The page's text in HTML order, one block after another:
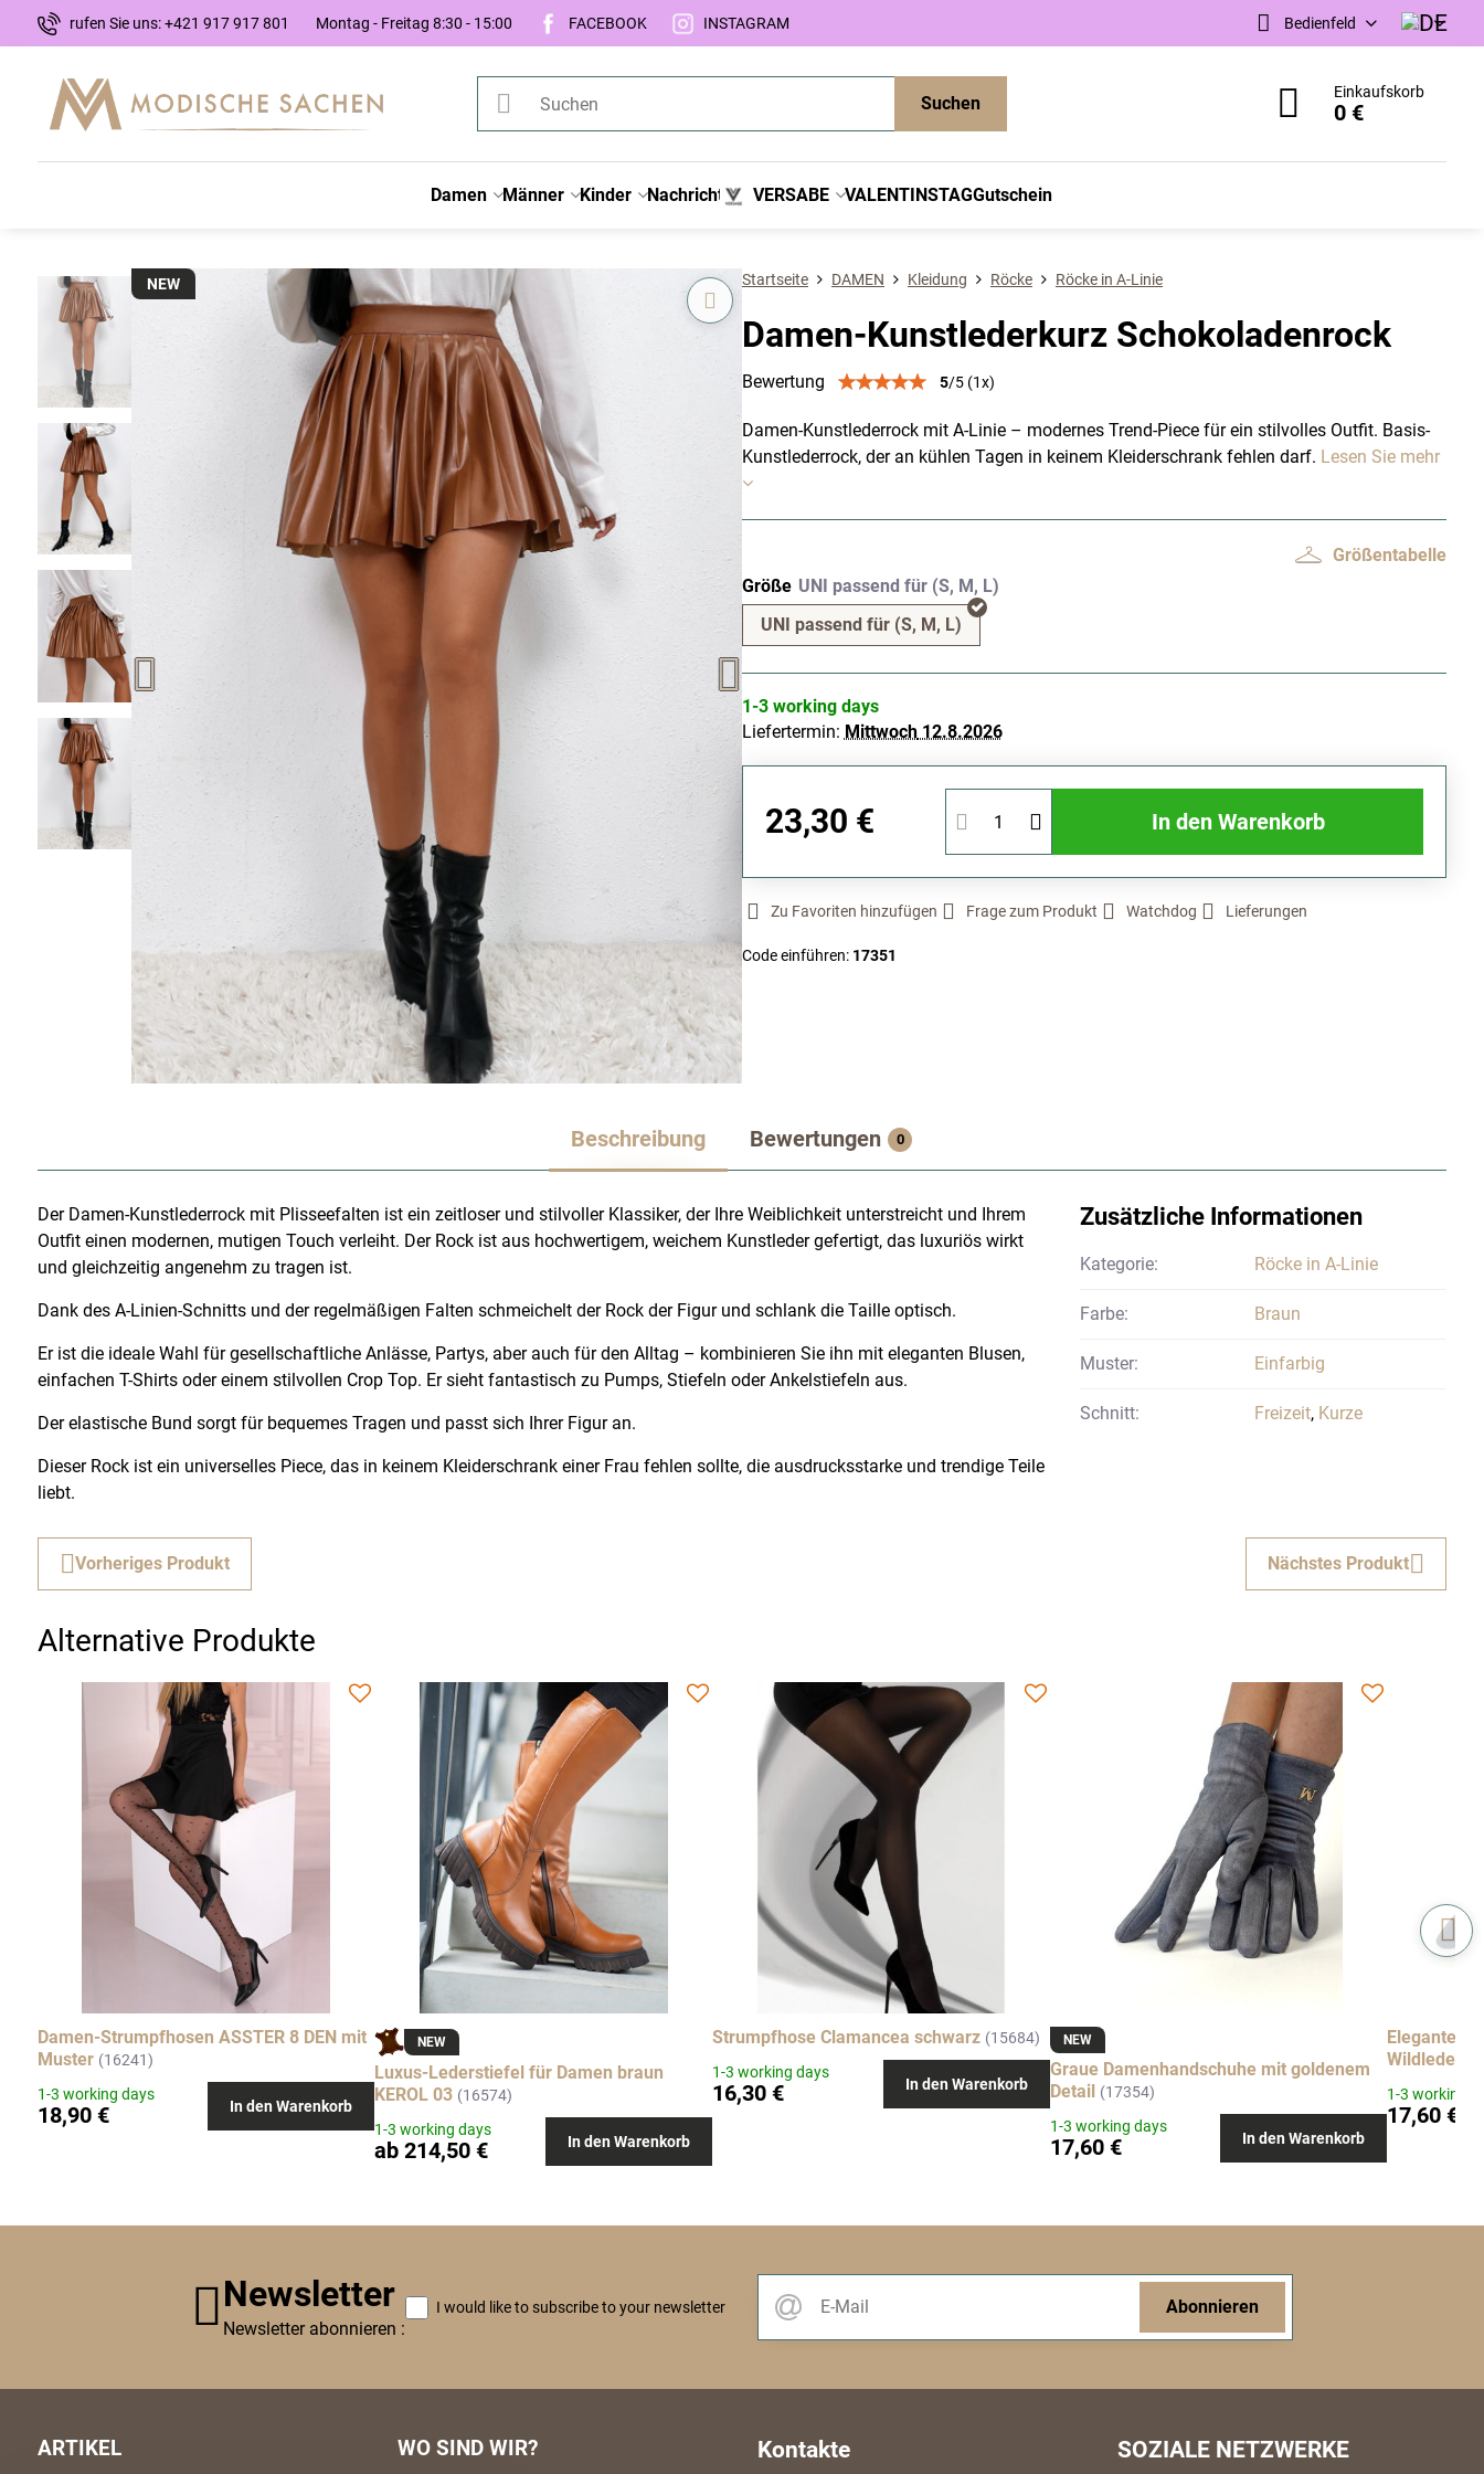
rufen Sie uns: +421 917 917 801 Montag - Freitag 8:30 - 15:00 FACEBOOK INSTAGRAM Bedienfeld
Suchen
Einkaufskorb
0 €
Damen Männer Kinder Nachricht VERSABE VALENTINSTAGGutschein
NEW Startseite DAMEN Kleidung Röcke Röcke in A-Linie
Damen-Kunstlederkurz Schokoladenrock
Bewertung 5/5(1x)
Damen-Kunstlederrock mit A-Linie – modernes Trend-Piece für ein stilvolles Outfit. Basis-
Kunstlederrock, der an kühlen Tagen in keinem Kleiderschrank fehlen darf. Lesen Sie mehr
Größe
UNI passend für (S, M, L)
Größentabelle
1-3 working days
Liefertermin: Mittwoch12.8.2026
23,30 € In den Warenkorb
Zu Favoriten hinzufügen Frage zum Produkt Watchdog Lieferungen
Code einführen: 17351
Beschreibung Bewertungen 0
Der Damen-Kunstlederrock mit Plisseefalten ist ein zeitloser und stilvoller Klassiker, der Ihre Weiblichkeit unterstreicht und Ihrem
Outfit einen modernen, mutigen Touch verleiht. Der Rock ist aus hochwertigem, weichem Kunstleder gefertigt, das luxuriös wirkt
und gleichzeitig angenehm zu tragen ist.
Dank des A-Linien-Schnitts und der regelmäßigen Falten schmeichelt der Rock der Figur und schlank die Taille optisch.
Er ist die ideale Wahl für gesellschaftliche Anlässe, Partys, aber auch für den Alltag – kombinieren Sie ihn mit eleganten Blusen,
einfachen T-Shirts oder einem stilvollen Crop Top. Er sieht fantastisch zu Pumps, Stiefeln oder Ankelstiefeln aus.
Der elastische Bund sorgt für bequemes Tragen und passt sich Ihrer Figur an.
Dieser Rock ist ein universelles Piece, das in keinem Kleiderschrank einer Frau fehlen sollte, die ausdrucksstarke und trendige Teile
liebt.
Zusätzliche Informationen
Kategorie: Röcke in A-Linie
Farbe: Braun
Muster: Einfarbig
Schnitt: Freizeit, Kurze
Vorheriges Produkt Nächstes Produkt
Alternative Produkte
Damen-Strumpfhosen ASSTER 8 DEN mit
Muster (16241)
1-3 working days
18,90 € In den Warenkorb
NEW
Luxus-Lederstiefel für Damen braun
KEROL 03 (16574)
1-3 working days
ab 214,50 € In den Warenkorb
Strumpfhose Clamancea schwarz (15684)
1-3 working days
16,30 € In den Warenkorb
NEW
Graue Damenhandschuhe mit goldenem
Detail (17354)
1-3 working days
17,60 € In den Warenkorb
Elegante
Wildleder
1-3 working
17,60 €
Newsletter
Newsletter abonnieren :
Abonnieren
I would like to subscribe to your newsletter
ARTIKEL WO SIND WIR? Kontakte SOZIALE NETZWERKE